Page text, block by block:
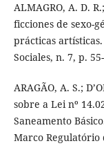
ALMAGRO, A. D.
ficciones de sexo-
prácticas
Sociales, n. 7, p.
ARAGÃO, A. S.;
sobre a Lei nº
Saneamento
Marco Regulatório